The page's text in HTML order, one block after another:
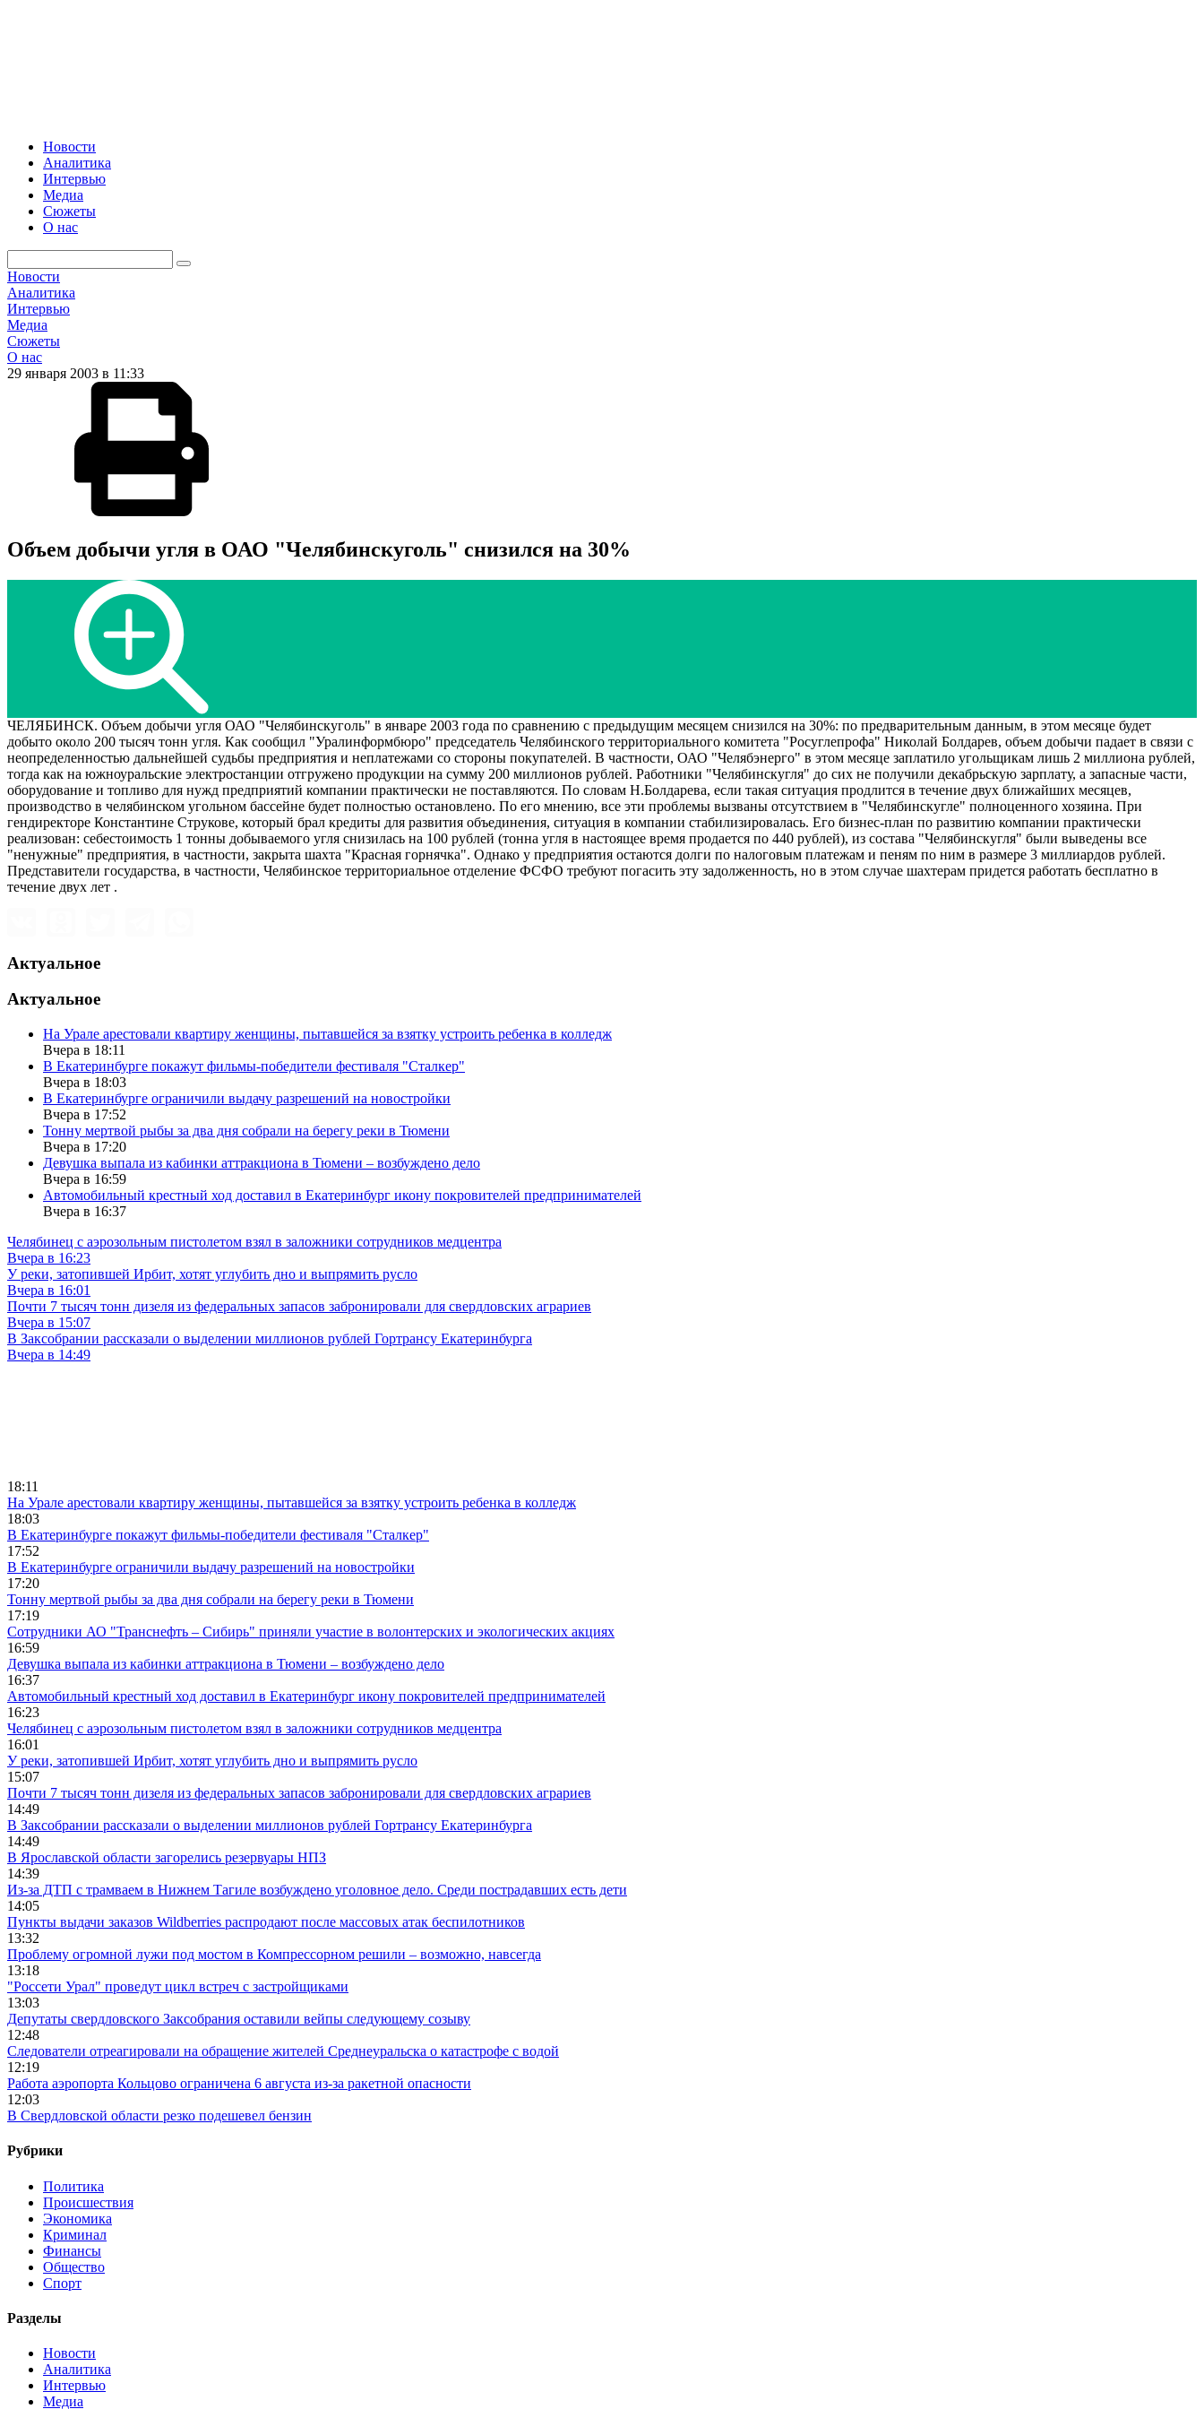
Новости
Аналитика
Интервью
Медиа
Сюжеты
О нас
Новости
Аналитика
Интервью
Медиа
Сюжеты
О нас
29 января 2003 в 11:33
Объем добычи угля в ОАО "Челябинскуголь" снизился на 30%
ЧЕЛЯБИНСК. Объем добычи угля ОАО "Челябинскуголь" в январе 2003 года по сравнению с предыдущим месяцем снизился на 30%: по предварительным данным, в этом месяце будет
добыто около 200 тысяч тонн угля. Как сообщил "Уралинформбюро" председатель Челябинского территориального комитета "Росуглепрофа" Николай Болдарев, объем добычи падает в связи с
неопределенностью дальнейшей судьбы предприятия и неплатежами со стороны покупателей. В частности, ОАО "Челябэнерго" в этом месяце заплатило угольщикам лишь 2 миллиона рублей,
тогда как на южноуральские электростанции отгружено продукции на сумму 200 миллионов рублей. Работники "Челябинскугля" до сих не получили декабрьскую зарплату, а запасные части,
оборудование и топливо для нужд предприятий компании практически не поставляются. По словам Н.Болдарева, если такая ситуация продлится в течение двух ближайших месяцев,
производство в челябинском угольном бассейне будет полностью остановлено. По его мнению, все эти проблемы вызваны отсутствием в "Челябинскугле" полноценного хозяина. При
гендиректоре Константине Струкове, который брал кредиты для развития объединения, ситуация в компании стабилизировалась. Его бизнес-план по развитию компании практически
реализован: себестоимость 1 тонны добываемого угля снизилась на 100 рублей (тонна угля в настоящее время продается по 440 рублей), из состава "Челябинскугля" были выведены все
"ненужные" предприятия, в частности, закрыта шахта "Красная горнячка". Однако у предприятия остаются долги по налоговым платежам и пеням по ним в размере 3 миллиардов рублей.
Представители государства, в частности, Челябинское территориальное отделение ФСФО требуют погасить эту задолженность, но в этом случае шахтерам придется работать бесплатно в
течение двух лет .
Актуальное
Актуальное
На Урале арестовали квартиру женщины, пытавшейся за взятку устроить ребенка в колледж
Вчера в 18:11
В Екатеринбурге покажут фильмы-победители фестиваля "Сталкер"
Вчера в 18:03
В Екатеринбурге ограничили выдачу разрешений на новостройки
Вчера в 17:52
Тонну мертвой рыбы за два дня собрали на берегу реки в Тюмени
Вчера в 17:20
Девушка выпала из кабинки аттракциона в Тюмени – возбуждено дело
Вчера в 16:59
Автомобильный крестный ход доставил в Екатеринбург икону покровителей предпринимателей
Вчера в 16:37
Челябинец с аэрозольным пистолетом взял в заложники сотрудников медцентра
Вчера в 16:23
У реки, затопившей Ирбит, хотят углубить дно и выпрямить русло
Вчера в 16:01
Почти 7 тысяч тонн дизеля из федеральных запасов забронировали для свердловских аграриев
Вчера в 15:07
В Заксобрании рассказали о выделении миллионов рублей Гортрансу Екатеринбурга
Вчера в 14:49
18:11
На Урале арестовали квартиру женщины, пытавшейся за взятку устроить ребенка в колледж
18:03
В Екатеринбурге покажут фильмы-победители фестиваля "Сталкер"
17:52
В Екатеринбурге ограничили выдачу разрешений на новостройки
17:20
Тонну мертвой рыбы за два дня собрали на берегу реки в Тюмени
17:19
Сотрудники АО "Транснефть – Сибирь" приняли участие в волонтерских и экологических акциях
16:59
Девушка выпала из кабинки аттракциона в Тюмени – возбуждено дело
16:37
Автомобильный крестный ход доставил в Екатеринбург икону покровителей предпринимателей
16:23
Челябинец с аэрозольным пистолетом взял в заложники сотрудников медцентра
16:01
У реки, затопившей Ирбит, хотят углубить дно и выпрямить русло
15:07
Почти 7 тысяч тонн дизеля из федеральных запасов забронировали для свердловских аграриев
14:49
В Заксобрании рассказали о выделении миллионов рублей Гортрансу Екатеринбурга
14:49
В Ярославской области загорелись резервуары НПЗ
14:39
Из-за ДТП с трамваем в Нижнем Тагиле возбуждено уголовное дело. Среди пострадавших есть дети
14:05
Пункты выдачи заказов Wildberries распродают после массовых атак беспилотников
13:32
Проблему огромной лужи под мостом в Компрессорном решили – возможно, навсегда
13:18
"Россети Урал" проведут цикл встреч с застройщиками
13:03
Депутаты свердловского Заксобрания оставили вейпы следующему созыву
12:48
Следователи отреагировали на обращение жителей Среднеуральска о катастрофе с водой
12:19
Работа аэропорта Кольцово ограничена 6 августа из-за ракетной опасности
12:03
В Свердловской области резко подешевел бензин
Рубрики
Политика
Происшествия
Экономика
Криминал
Финансы
Общество
Спорт
Разделы
Новости
Аналитика
Интервью
Медиа